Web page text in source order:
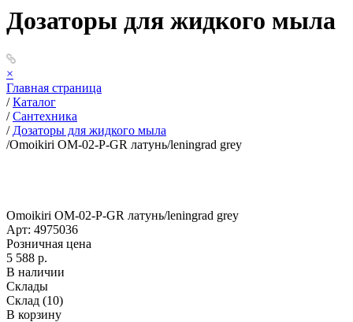
Дозаторы для жидкого мыла
×
Главная страница
/ Каталог
/ Сантехника
/ Дозаторы для жидкого мыла
/Omoikiri ОМ-02-P-GR латунь/leningrad grey
Omoikiri ОМ-02-P-GR латунь/leningrad grey
Арт: 4975036
Розничная цена
5 588 р.
В наличии
Склады
Склад (10)
В корзину